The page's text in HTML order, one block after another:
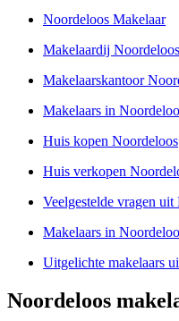
Noordeloos Makelaar
Makelaardij Noordeloos
Makelaarskantoor
Makelaars in
Huis kopen Noordeloos
Huis verkopen
Veelgestelde vragen
Makelaars in
Uitgelichte makelaars
Noordeloos